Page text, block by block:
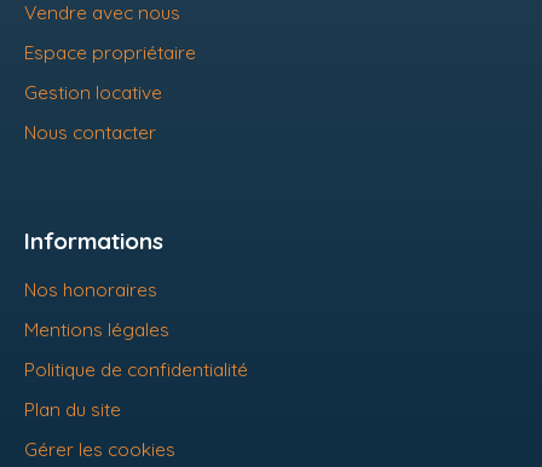
Vendre avec nous
Espace propriétaire
Gestion locative
Nous contacter
Informations
Nos honoraires
Mentions légales
Politique de confidentialité
Plan du site
Gérer les cookies